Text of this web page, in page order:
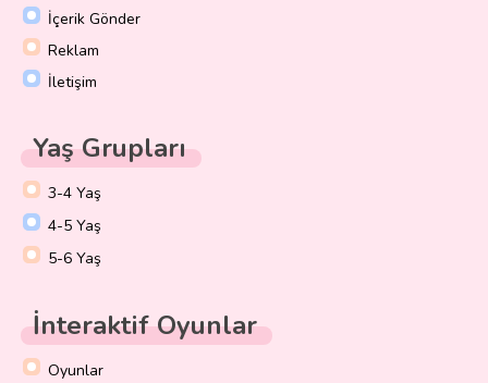
İçerik Gönder
Reklam
İletişim
Yaş Grupları
3-4 Yaş
4-5 Yaş
5-6 Yaş
İnteraktif Oyunlar
Oyunlar